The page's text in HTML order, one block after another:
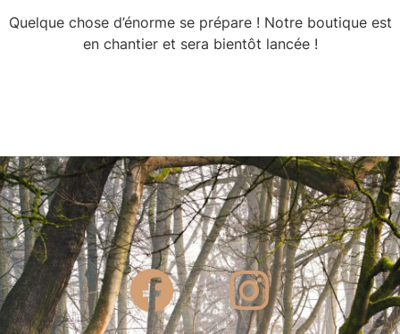
Quelque chose d’énorme se prépare ! Notre boutique est
en chantier et sera bientôt lancée !